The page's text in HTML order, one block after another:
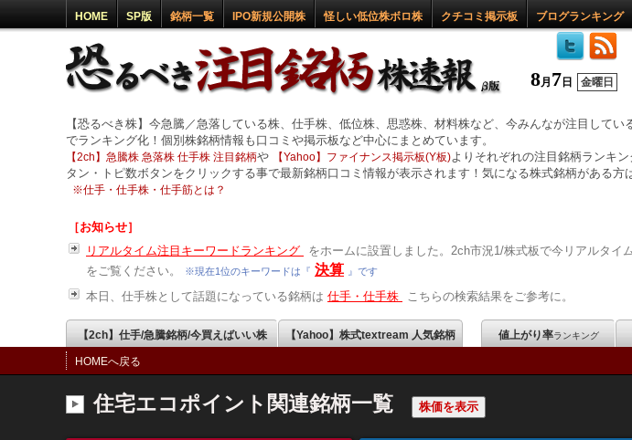
HOME SP版 銘柄一覧 IPO新規公開株 怪しい低位株ボロ株 クチコミ掲示板 ブログランキング
8月 7 日 金曜日
【恐るべき株】今急騰／急落している株、仕手株、低位株、思惑株、材料株など、今みんなが注目してい
でランキング化！個別株銘柄情報も口コミや掲示板など中心にまとめています。
【2ch】急騰株 急落株 仕手株 注目銘柄や 【Yahoo】ファイナンス掲示板(Y板)よりそれぞれの注目銘柄ランキ
タン・トピ数ボタンをクリックする事で最新銘柄口コミ情報が表示されます！気になる株式銘柄がある方
※仕手・仕手株・仕手筋とは？
［お知らせ］
リアルタイム注目キーワードランキング
をホームに設置しました。2ch市況1/株式板で今リアルタイ
をご覧ください。
※現在1位のキーワードは『 決算 』です
本日、仕手株として話題になっている銘柄は 仕手・仕手株 こちらの検索結果をご参考に。
【2ch】仕手/急騰銘柄/今買えばいい株 【Yahoo】株式textream 人気銘柄 値上がり率ランキング
HOMEへ戻る
住宅エコポイント関連銘柄一覧